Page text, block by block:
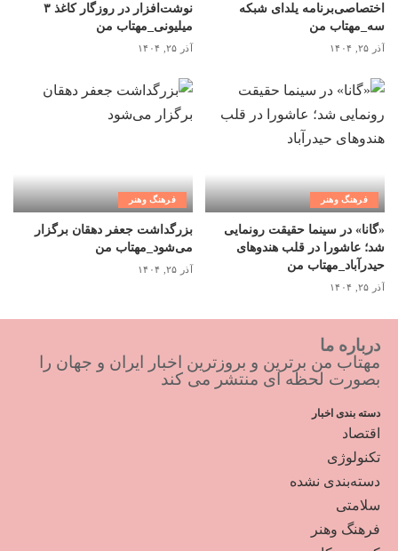
اختصاصی‌برنامه یلدای شبکه
سه_مهتاب من
آذر ۲۵, ۱۴۰۴
نوشت‌افزار در روزگار کاغذ ۳
میلیونی_مهتاب من
آذر ۲۵, ۱۴۰۴
فرهنگ وهنر
«گانا» در سینما حقیقت رونمایی
شد؛ عاشورا در قلب هندوهای
حیدرآباد_مهتاب من
آذر ۲۵, ۱۴۰۴
فرهنگ وهنر
بزرگداشت جعفر دهقان برگزار
می‌شود_مهتاب من
آذر ۲۵, ۱۴۰۴
درباره ما
مهتاب من برترین و بروزترین اخبار ایران و جهان را
بصورت لحظه ای منتشر می کند
دسته بندی اخبار
اقتصاد
تکنولوژی
دسته‌بندی نشده
سلامتی
فرهنگ وهنر